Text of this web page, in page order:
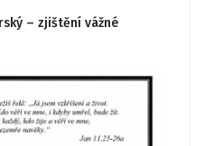
– zjištění vážné